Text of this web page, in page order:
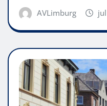
AVLimburg